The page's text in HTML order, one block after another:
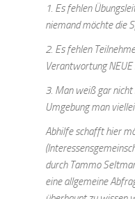
1. Es fehlen
niemand möchte die
2. Es fehlen
Verantwortung NEUE
3. Man weiß gar
Umgebung man
Abhilfe schafft hier
durch Tammo
eine allgemeine